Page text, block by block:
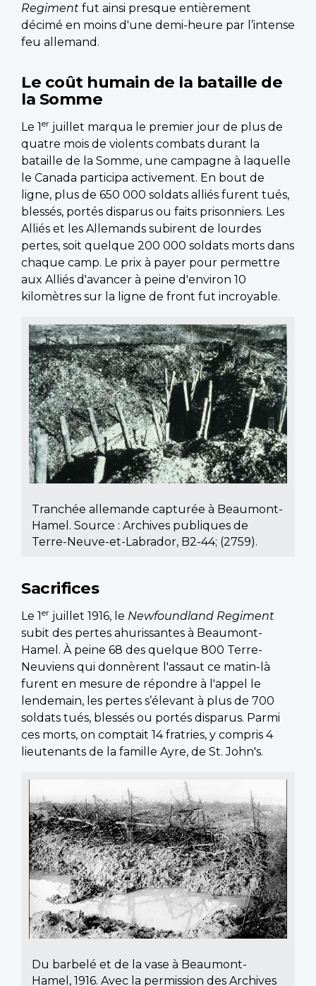
Regiment fut ainsi presque entièrement
décimé en moins d'une demi-heure par l’intense
feu allemand.
Le coût humain de la bataille de
la Somme
Le 1er juillet marqua le premier jour de plus de
quatre mois de violents combats durant la
bataille de la Somme, une campagne à laquelle
le Canada participa activement. En bout de
ligne, plus de 650 000 soldats alliés furent tués,
blessés, portés disparus ou faits prisonniers. Les
Alliés et les Allemands subirent de lourdes
pertes, soit quelque 200 000 soldats morts dans
chaque camp. Le prix à payer pour permettre
aux Alliés d'avancer à peine d'environ 10
kilomètres sur la ligne de front fut incroyable.
Tranchée allemande capturée à Beaumont-
Hamel. Source : Archives publiques de
Terre-Neuve-et-Labrador, B2-44; (2759).
Sacrifices
Le 1 er juillet 1916, le Newfoundland Regiment
subit des pertes ahurissantes à Beaumont-
Hamel. À peine 68 des quelque 800 Terre-
Neuviens qui donnèrent l'assaut ce matin-là
furent en mesure de répondre à l'appel le
lendemain, les pertes s’élevant à plus de 700
soldats tués, blessés ou portés disparus. Parmi
ces morts, on comptait 14 fratries, y compris 4
lieutenants de la famille Ayre, de St. John's.
Du barbelé et de la vase à Beaumont-
Hamel, 1916. Avec la permission des Archives